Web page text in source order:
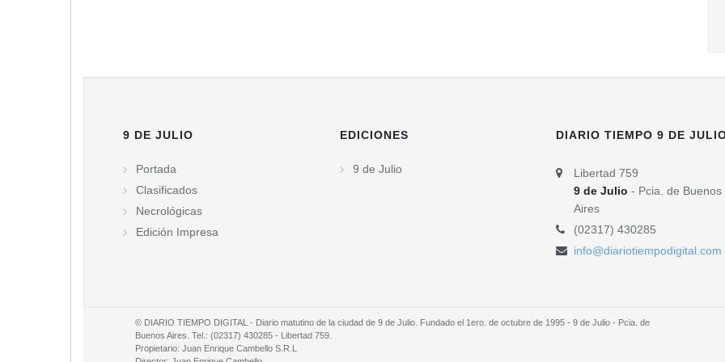
9 DE JULIO
Portada
Clasificados
Necrológicas
Edición Impresa
EDICIONES
9 de Julio
DIARIO TIEMPO 9 DE
Libertad 759
9 de Julio - Pcia. de Buenos
Aires
(02317) 430285
info@diariotiempodigital.com
© DIARIO TIEMPO DIGITAL - Diario matutino de la ciudad de 9 de Julio. Fundado el 1ero. de octubre de 1995 - 9 de Julio - Pcia. de
Buenos Aires. Tel.: (02317) 430285 - Libertad 759.
Propietario: Juan Enrique Cambello S.R.L